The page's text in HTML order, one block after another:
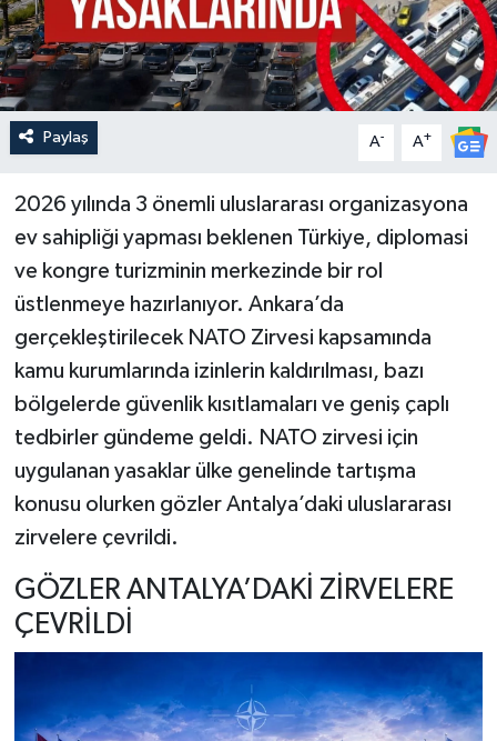
Paylaş A- A+
2026 yılında 3 önemli uluslararası organizasyona
ev sahipliği yapması beklenen Türkiye, diplomasi
ve kongre turizminin merkezinde bir rol
üstlenmeye hazırlanıyor. Ankara’da
gerçekleştirilecek NATO Zirvesi kapsamında
kamu kurumlarında izinlerin kaldırılması, bazı
bölgelerde güvenlik kısıtlamaları ve geniş çaplı
tedbirler gündeme geldi. NATO zirvesi için
uygulanan yasaklar ülke genelinde tartışma
konusu olurken gözler Antalya’daki uluslararası
zirvelere çevrildi.
GÖZLER ANTALYA’DAKİ ZİRVELERE
ÇEVRİLDİ
Sağlık & Yaşam
Siyaset
Spor